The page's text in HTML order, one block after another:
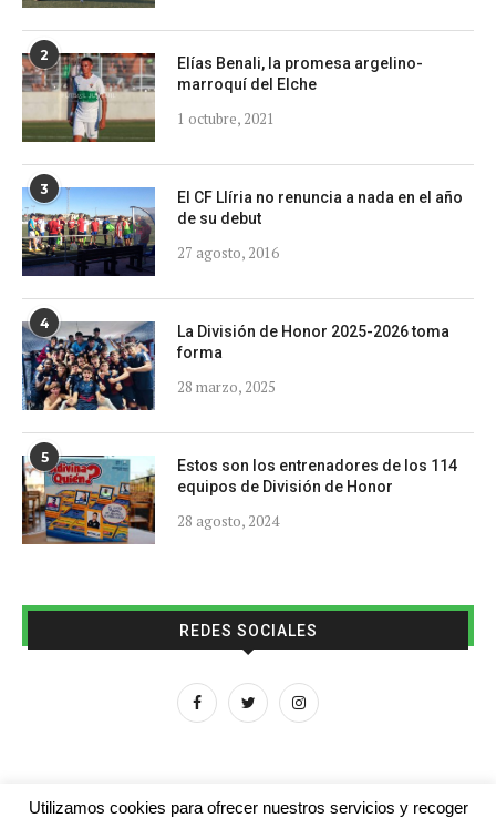
2
Elías Benali, la promesa argelino-
marroquí del Elche
1 octubre, 2021
3
El CF Llíria no renuncia a nada en el año
de su debut
27 agosto, 2016
4
La División de Honor 2025-2026 toma
forma
28 marzo, 2025
5
Estos son los entrenadores de los 114
equipos de División de Honor
28 agosto, 2024
REDES SOCIALES
Utilizamos cookies para ofrecer nuestros servicios y recoger